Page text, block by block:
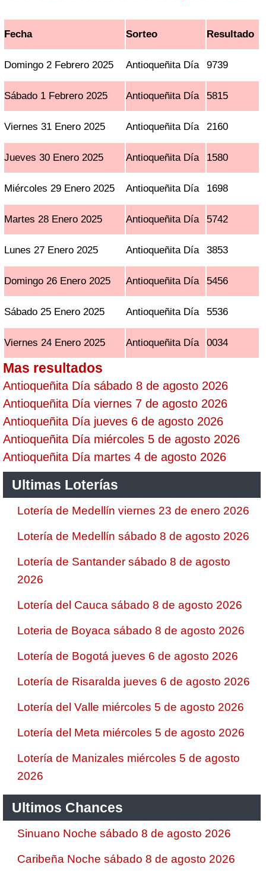
Fecha Sorteo Resultado
Domingo 2 Febrero 2025 Antioqueñita Día 9739
Sábado 1 Febrero 2025 Antioqueñita Día 5815
Viernes 31 Enero 2025 Antioqueñita Día 2160
Jueves 30 Enero 2025 Antioqueñita Día 1580
Miércoles 29 Enero 2025 Antioqueñita Día 1698
Martes 28 Enero 2025 Antioqueñita Día 5742
Lunes 27 Enero 2025 Antioqueñita Día 3853
Domingo 26 Enero 2025 Antioqueñita Día 5456
Sábado 25 Enero 2025 Antioqueñita Día 5536
Viernes 24 Enero 2025 Antioqueñita Día 0034
Mas resultados
Antioqueñita Día sábado 8 de agosto 2026
Antioqueñita Día viernes 7 de agosto 2026
Antioqueñita Día jueves 6 de agosto 2026
Antioqueñita Día miércoles 5 de agosto 2026
Antioqueñita Día martes 4 de agosto 2026
Ultimas Loterías
Lotería de Medellín viernes 23 de enero 2026
Lotería de Medellín sábado 8 de agosto 2026
Lotería de Santander sábado 8 de agosto
2026
Lotería del Cauca sábado 8 de agosto 2026
Loteria de Boyaca sábado 8 de agosto 2026
Lotería de Bogotá jueves 6 de agosto 2026
Lotería de Risaralda jueves 6 de agosto 2026
Lotería del Valle miércoles 5 de agosto 2026
Lotería del Meta miércoles 5 de agosto 2026
Lotería de Manizales miércoles 5 de agosto
2026
Ultimos Chances
Sinuano Noche sábado 8 de agosto 2026
Caribeña Noche sábado 8 de agosto 2026